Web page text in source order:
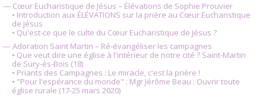
— Cœur Eucharistique de Jésus – Élévations de Sophie Prouvier
• Introduction aux ÉLÉVATIONS sur la prière au Cœur Eucharistique
de Jésus
• Qu'est-ce que le culte du Cœur Eucharistique de Jésus ?
— Adoration Saint Martin – Ré-évangéliser les campagnes
• Que veut dire une église à l'intérieur de notre cité ? Saint-Martin
de Sury-ès-Bois (18)
• Priants des Campagnes : Le miracle, c'est la prière !
• "Pour l'espérance du monde" : Mgr Jérôme Beau : Ouvrir toute
église rurale (17-25 mars 2020)